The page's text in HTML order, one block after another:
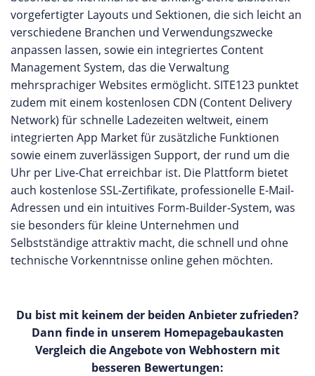
vorgefertigter Layouts und Sektionen, die sich leicht an
verschiedene Branchen und Verwendungszwecke
anpassen lassen, sowie ein integriertes Content
Management System, das die Verwaltung
mehrsprachiger Websites ermöglicht. SITE123 punktet
zudem mit einem kostenlosen CDN (Content Delivery
Network) für schnelle Ladezeiten weltweit, einem
integrierten App Market für zusätzliche Funktionen
sowie einem zuverlässigen Support, der rund um die
Uhr per Live-Chat erreichbar ist. Die Plattform bietet
auch kostenlose SSL-Zertifikate, professionelle E-Mail-
Adressen und ein intuitives Form-Builder-System, was
sie besonders für kleine Unternehmen und
Selbstständige attraktiv macht, die schnell und ohne
technische Vorkenntnisse online gehen möchten.
Du bist mit keinem der beiden Anbieter zufrieden?
Dann finde in unserem Homepagebaukasten
Vergleich die Angebote von Webhostern mit
besseren Bewertungen: